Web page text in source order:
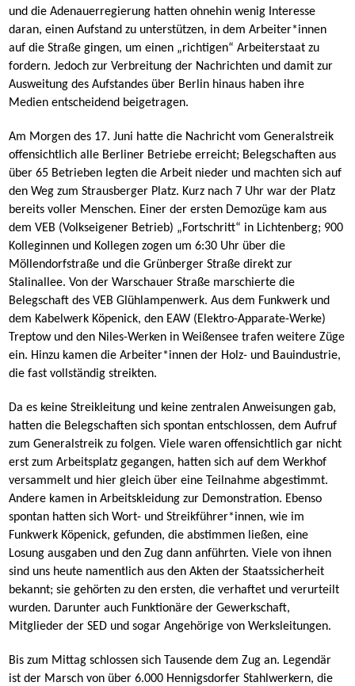
und die Adenauerregierung hatten ohnehin wenig Interesse
daran, einen Aufstand zu unterstützen, in dem Arbeiter*innen
auf die Straße gingen, um einen „richtigen“ Arbeiterstaat zu
fordern. Jedoch zur Verbreitung der Nachrichten und damit zur
Ausweitung des Aufstandes über Berlin hinaus haben ihre
Medien entscheidend beigetragen.
Am Morgen des 17. Juni hatte die Nachricht vom Generalstreik
offensichtlich alle Berliner Betriebe erreicht; Belegschaften aus
über 65 Betrieben legten die Arbeit nieder und machten sich auf
den Weg zum Strausberger Platz. Kurz nach 7 Uhr war der Platz
bereits voller Menschen. Einer der ersten Demozüge kam aus
dem VEB (Volkseigener Betrieb) „Fortschritt“ in Lichtenberg; 900
Kolleginnen und Kollegen zogen um 6:30 Uhr über die
Möllendorfstraße und die Grünberger Straße direkt zur
Stalinallee. Von der Warschauer Straße marschierte die
Belegschaft des VEB Glühlampenwerk. Aus dem Funkwerk und
dem Kabelwerk Köpenick, den EAW (Elektro-Apparate-Werke)
Treptow und den Niles-Werken in Weißensee trafen weitere Züge
ein. Hinzu kamen die Arbeiter*innen der Holz- und Bauindustrie,
die fast vollständig streikten.
Da es keine Streikleitung und keine zentralen Anweisungen gab,
hatten die Belegschaften sich spontan entschlossen, dem Aufruf
zum Generalstreik zu folgen. Viele waren offensichtlich gar nicht
erst zum Arbeitsplatz gegangen, hatten sich auf dem Werkhof
versammelt und hier gleich über eine Teilnahme abgestimmt.
Andere kamen in Arbeitskleidung zur Demonstration. Ebenso
spontan hatten sich Wort- und Streikführer*innen, wie im
Funkwerk Köpenick, gefunden, die abstimmen ließen, eine
Losung ausgaben und den Zug dann anführten. Viele von ihnen
sind uns heute namentlich aus den Akten der Staatssicherheit
bekannt; sie gehörten zu den ersten, die verhaftet und verurteilt
wurden. Darunter auch Funktionäre der Gewerkschaft,
Mitglieder der SED und sogar Angehörige von Werksleitungen.
Bis zum Mittag schlossen sich Tausende dem Zug an. Legendär
ist der Marsch von über 6.000 Hennigsdorfer Stahlwerkern, die